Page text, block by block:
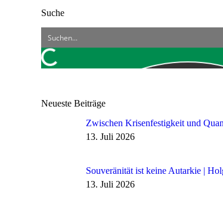
Suche
Neueste Beiträge
Zwischen Krisenfestigkeit und
13. Juli 2026
Souveränität ist keine Autarkie |
13. Juli 2026